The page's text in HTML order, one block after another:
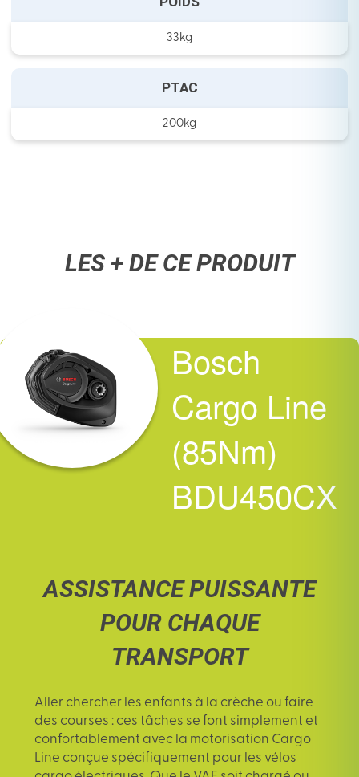
33kg
PTAC
200kg
LES + DE CE PRODUIT
Bosch
Cargo Line
(85Nm)
BDU450CX
ASSISTANCE PUISSANTE
POUR CHAQUE
TRANSPORT
Aller chercher les enfants à la crèche ou faire
des courses : ces tâches se font simplement et
confortablement avec la motorisation Cargo
Line conçue spécifiquement pour les vélos